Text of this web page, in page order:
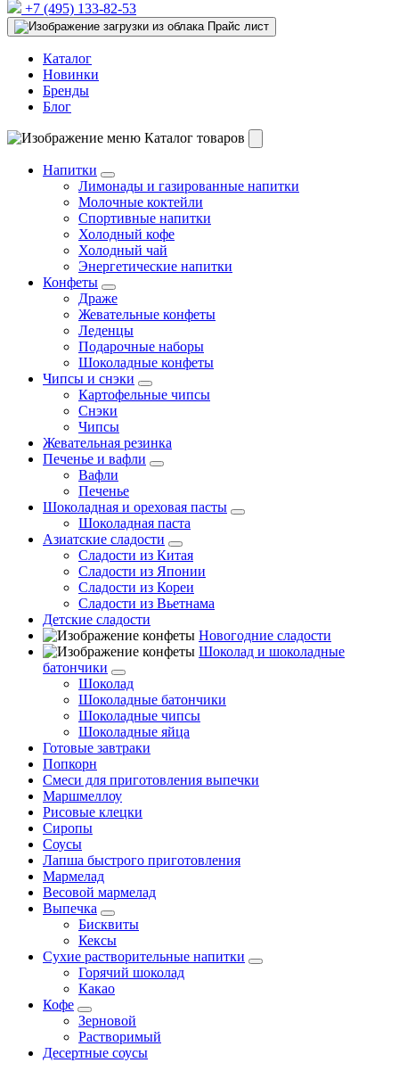
+7 (495) 133-82-53
Прайс лист
Каталог
Новинки
Бренды
Блог
Каталог товаров
Напитки
Лимонады и газированные напитки
Молочные коктейли
Спортивные напитки
Холодный кофе
Холодный чай
Энергетические напитки
Конфеты
Драже
Жевательные конфеты
Леденцы
Подарочные наборы
Шоколадные конфеты
Чипсы и снэки
Картофельные чипсы
Снэки
Чипсы
Жевательная резинка
Печенье и вафли
Вафли
Печенье
Шоколадная и ореховая пасты
Шоколадная паста
Азиатские сладости
Сладости из Китая
Сладости из Японии
Сладости из Кореи
Сладости из Вьетнама
Детские сладости
Новогодние сладости
Шоколад и шоколадные
батончики
Шоколад
Шоколадные батончики
Шоколадные чипсы
Шоколадные яйца
Готовые завтраки
Попкорн
Смеси для приготовления выпечки
Маршмеллоу
Рисовые клецки
Сиропы
Соусы
Лапша быстрого приготовления
Мармелад
Весовой мармелад
Выпечка
Бисквиты
Кексы
Сухие растворительные напитки
Горячий шоколад
Какао
Кофе
Зерновой
Растворимый
Десертные соусы